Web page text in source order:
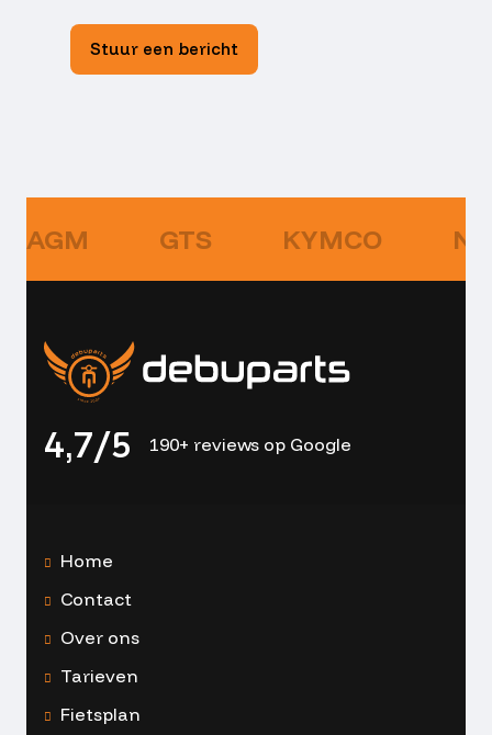
Stuur een bericht
AGM GTS KYMCO
4,7/5 190+ reviews op Google
Home
Contact
Over ons
Tarieven
Fietsplan